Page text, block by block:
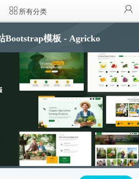
所有分类
Bootstrap模板 - Agricko